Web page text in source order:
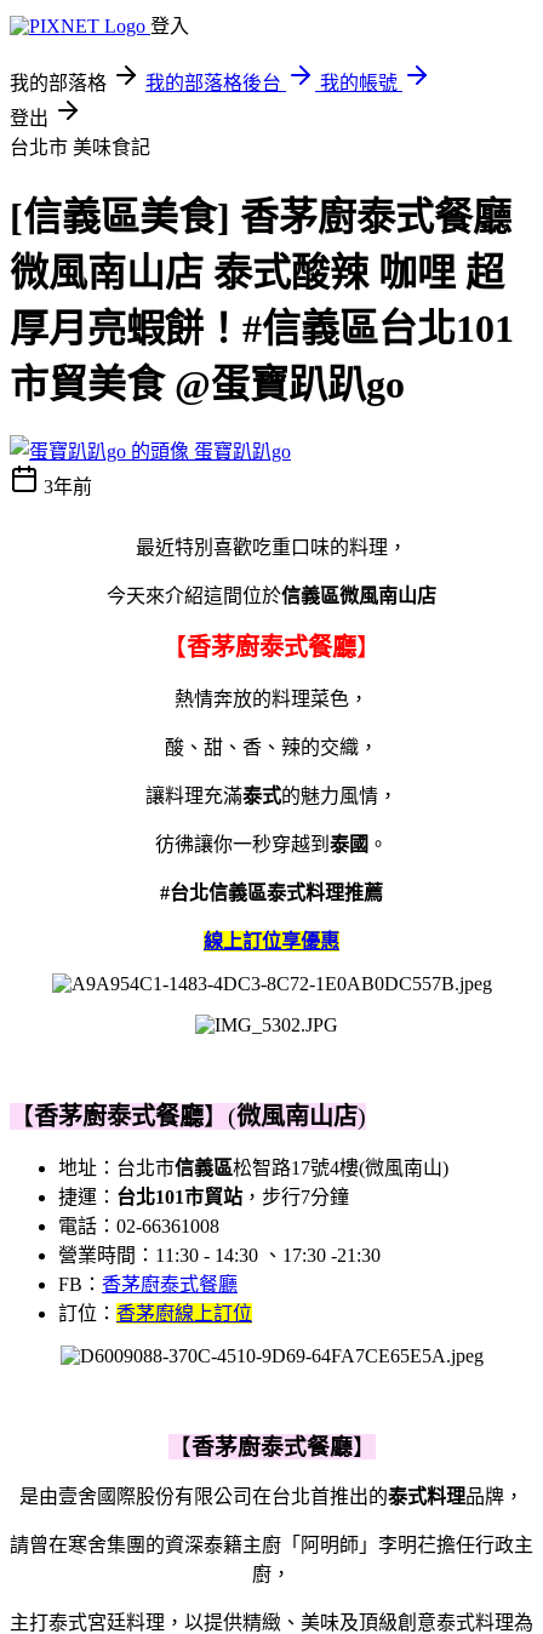
登入
我的部落格 我的部落格後台
我的帳號
登出
台北市 美味食記
[信義區美食] 香茅廚泰式餐廳
微風南山店 泰式酸辣 咖哩 超
厚月亮蝦餅！#信義區台北101
市貿美食 @蛋寶趴趴go
蛋寶趴趴go
3年前
最近特別喜歡吃重口味的料理，
今天來介紹這間位於信義區微風南山店
【香茅廚泰式餐廳】
熱情奔放的料理菜色，
酸、甜、香、辣的交織，
讓料理充滿泰式的魅力風情，
彷彿讓你一秒穿越到 泰國 。
#台北信義區泰式料理推薦
線上訂位享優惠
【香茅廚泰式餐廳】(微風南山店)
地址：台北市信義區松智路17號4樓(微風南山)
捷運： 台北101市貿站 ，步行7分鐘
電話：02-66361008
營業時間：11:30 - 14:30 、17:30 -21:30
FB： 香茅廚泰式餐廳
訂位： 香茅廚線上訂位
【香茅廚泰式餐廳】
是由壹舍國際股份有限公司在台北首推出的泰式料理品牌，
請曾在寒舍集團的資深泰籍主廚「阿明師」李明芢擔任行政主
廚，
主打泰式宮廷料理，以提供精緻、美味及頂級創意泰式料理為